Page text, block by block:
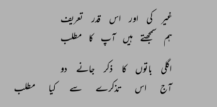
غیر کی اور اس قدر تعریف
ہم
سمجھتے ہیں آپ کا مطلب
اگلی باتوں کا ذکر جانے
دو
آج
اس تذکرے سے کیا مطلب